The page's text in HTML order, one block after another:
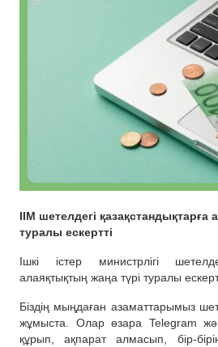
ІІМ шетелдегі қазақстандықтарға
туралы ескертті
Ішкі істер министрлігі
алаяқтықтың жаңа түрі туралы
Біздің мыңдаған азаматтарымыз
жұмыста. Олар өзара Telegram
құрып, ақпарат алмасып, бір-